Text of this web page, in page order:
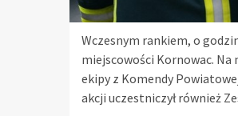
Wczesnym rankiem, o
miejscowości Kornowac.
ekipy z Komendy
akcji uczestniczył również